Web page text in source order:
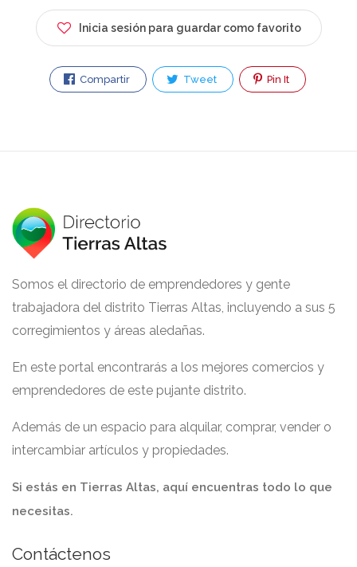
Inicia sesión para guardar como favorito
Compartir Tweet Pin It
Somos el directorio de emprendedores y gente
trabajadora del distrito Tierras Altas, incluyendo a sus 5
corregimientos y áreas aledañas.
En este portal encontrarás a los mejores comercios y
emprendedores de este pujante distrito.
Además de un espacio para alquilar, comprar, vender o
intercambiar artículos y propiedades.
Si estás en Tierras Altas, aquí encuentras todo lo que
necesitas.
Contáctenos